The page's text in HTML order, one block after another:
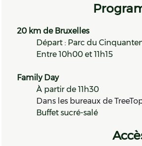
​​​20 km de Bruxelles
Départ : Parc du
​Entre 10h00 et 11h15
​​Family Day
​​​À partir de 11h30
​Dans les bureaux de
​​​Buffet sucré-salé